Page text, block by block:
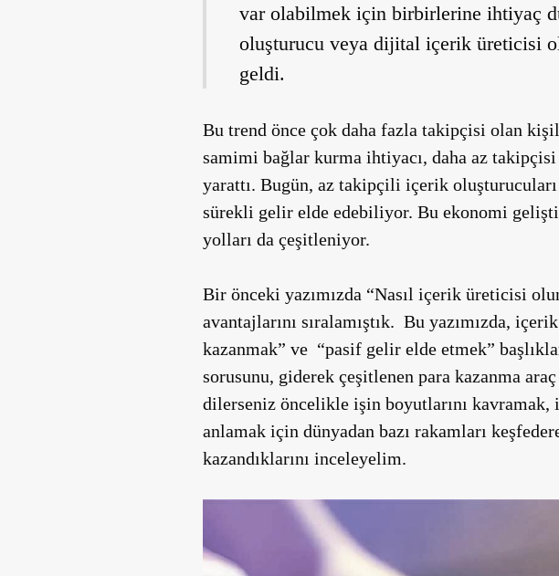
var olabilmek için birbirlerine ihtiyaç
oluşturucu veya dijital içerik üreticisi
geldi.
Bu trend önce çok daha fazla takipçisi olan
samimi bağlar kurma ihtiyacı, daha az
yarattı. Bugün, az takipçili içerik
sürekli gelir elde edebiliyor. Bu ekonomi
yolları da çeşitleniyor.
Bir önceki yazımızda “Nasıl içerik üreticisi
avantajlarını sıralamıştık. Bu yazımızda,
kazanmak” ve “pasif gelir elde etmek”
sorusunu, giderek çeşitlenen para kazanma
dilerseniz öncelikle işin boyutlarını
anlamak için dünyadan bazı rakamları
kazandıklarını inceleyelim.